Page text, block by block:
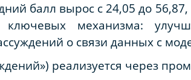
балл вырос с 24,05 до 56,87,
механизма:
о связи данных с
реализуется через